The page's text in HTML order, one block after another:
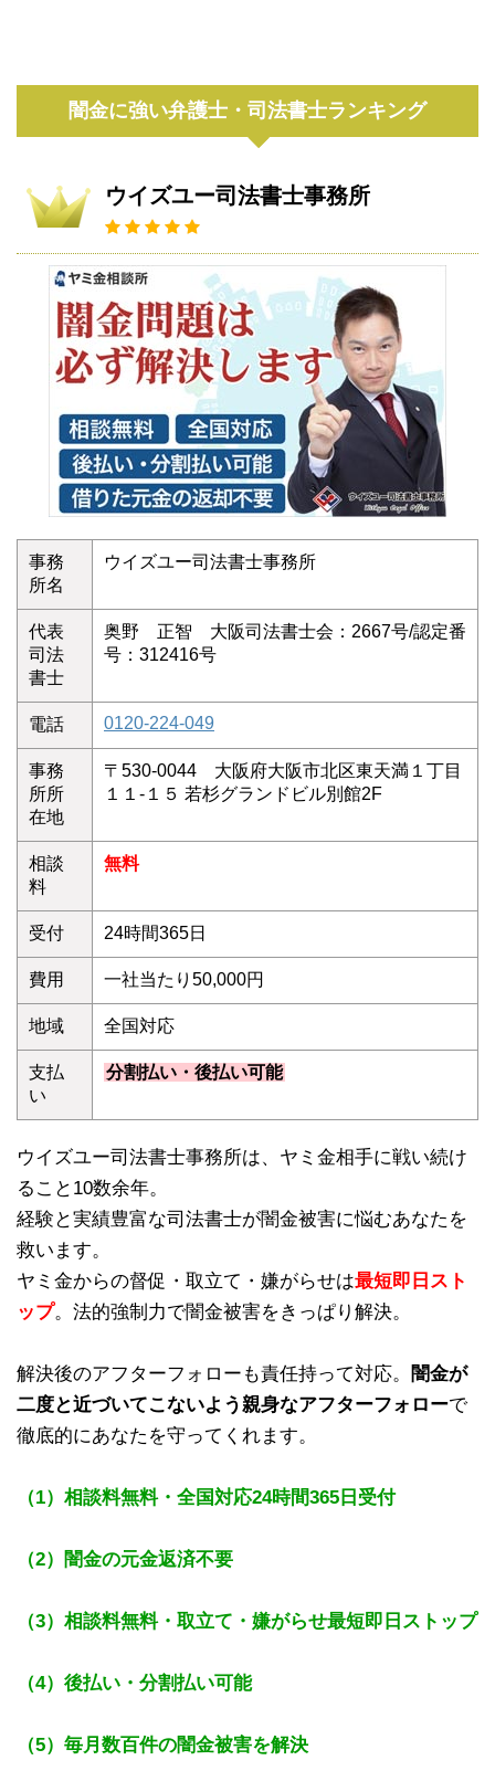
闇金に強い弁護士・司法書士ランキング
ウイズユー司法書士事務所
事務
所名
ウイズユー司法書士事務所
代表
司法
書士
奥野 正智 大阪司法書士会：2667号/認定番
号：312416号
電話 0120-224-049
事務
所所
在地
〒530-0044 大阪府大阪市北区東天満１丁目
１１-１５ 若杉グランドビル別館2F
相談
料
無料
受付 24時間365日
費用 一社当たり50,000円
地域 全国対応
支払
い
分割払い・後払い可能
ウイズユー司法書士事務所は、ヤミ金相手に戦い続け
ること10数余年。
経験と実績豊富な司法書士が闇金被害に悩むあなたを
救います。
ヤミ金からの督促・取立て・嫌がらせは最短即日スト
ップ。法的強制力で闇金被害をきっぱり解決。
解決後のアフターフォローも責任持って対応。
闇金が
二度と近づいてこないよう親身なアフターフォローで
徹底的にあなたを守ってくれます。
（1）相談料無料・全国対応24時間365日受付
（2）闇金の元金返済不要
（3）相談料無料・取立て・嫌がらせ最短即日ストップ
（4）後払い・分割払い可能
（5）毎月数百件の闇金被害を解決